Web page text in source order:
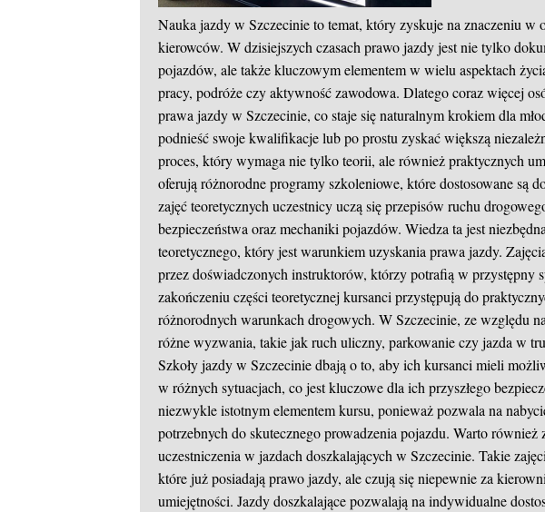
Nauka jazdy w Szczecinie to temat, który zyskuje na znaczeniu w
kierowców. W dzisiejszych czasach prawo jazdy jest nie tylko
pojazdów, ale także kluczowym elementem w wielu aspektach
pracy, podróże czy aktywność zawodowa. Dlatego coraz więcej
prawa jazdy w Szczecinie, co staje się naturalnym krokiem dla
podnieść swoje kwalifikacje lub po prostu zyskać większą
proces, który wymaga nie tylko teorii, ale również praktycznych
oferują różnorodne programy szkoleniowe, które dostosowane są
zajęć teoretycznych uczestnicy uczą się przepisów ruchu
bezpieczeństwa oraz mechaniki pojazdów. Wiedza ta jest
teoretycznego, który jest warunkiem uzyskania prawa jazdy.
przez doświadczonych instruktorów, którzy potrafią w przystępny
zakończeniu części teoretycznej kursanci przystępują do
różnorodnych warunkach drogowych. W Szczecinie, ze względu
różne wyzwania, takie jak ruch uliczny, parkowanie czy jazda w
Szkoły jazdy w Szczecinie dbają o to, aby ich kursanci mieli
w różnych sytuacjach, co jest kluczowe dla ich przyszłego
niezwykle istotnym elementem kursu, ponieważ pozwala na
potrzebnych do skutecznego prowadzenia pojazdu. Warto
uczestniczenia w jazdach doszkalających w Szczecinie. Takie
które już posiadają prawo jazdy, ale czują się niepewnie za
umiejętności. Jazdy doszkalające pozwalają na indywidualne